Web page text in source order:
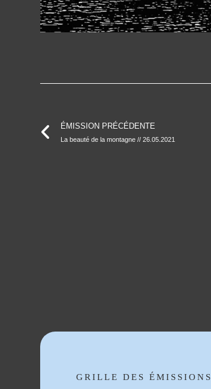
ÉMISSION PRÉCÉDENTE
La beauté de la montagne // 26.05.2021
GRILLE DES ÉMISSIONS